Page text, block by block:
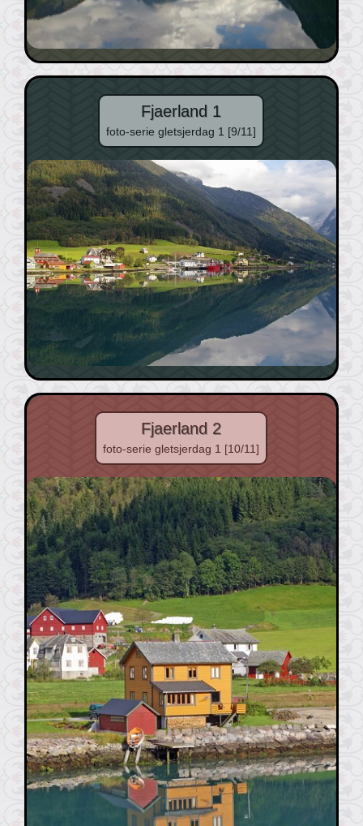
Fjaerland 1
foto-serie gletsjerdag 1 [9/11]
Fjaerland 2
foto-serie gletsjerdag 1 [10/11]